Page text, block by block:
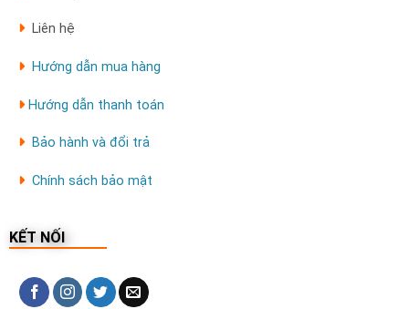
Liên hệ
Hướng dẫn mua hàng
Hướng dẫn thanh toán
Bảo hành và đổi trả
Chính sách bảo mật
KẾT NỐI